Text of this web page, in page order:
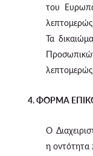
του
Τα
4. ΦΟΡΜΑ
Ο
η οντότητα